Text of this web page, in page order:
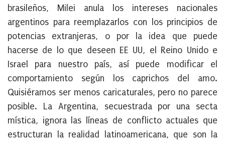
brasileños, Milei anula los intereses nacionales
argentinos para reemplazarlos con los principios de
potencias extranjeras, o por la idea que puede
hacerse de lo que deseen EE UU, el Reino Unido e
Israel para nuestro país, así puede modificar el
comportamiento según los caprichos del amo.
Quisiéramos ser menos caricaturales, pero no parece
posible. La Argentina, secuestrada por una secta
mística, ignora las líneas de conflicto actuales que
estructuran la realidad latinoamericana, que son la